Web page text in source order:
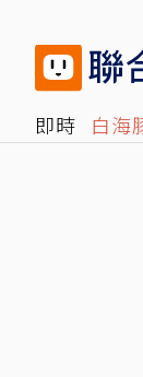
即時 白海